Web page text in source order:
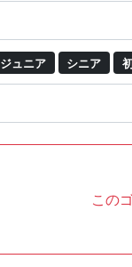
ジュニア シニア
この